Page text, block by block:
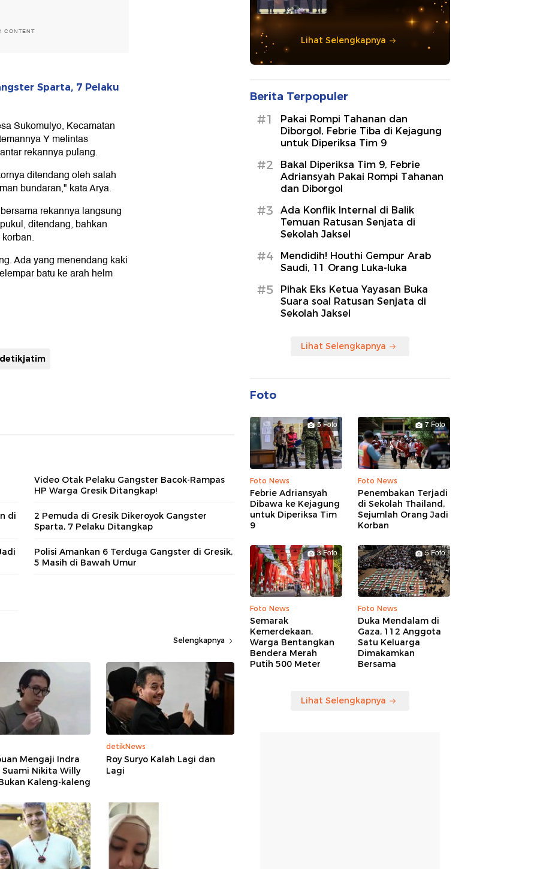
CONTENT
Sparta, 7 Pelaku
Sukomulyo, Kecamatan
Y melintas
rekannya pulang.
ditendang oleh salah
bundaran," kata Arya.
rekannya langsung
ditendang, bahkan
Ada yang menendang kaki
batu ke arah helm
detikjatim
Video Otak Pelaku Gangster Bacok-Rampas
HP Warga Gresik Ditangkap!
di
2 Pemuda di Gresik Dikeroyok Gangster
Sparta, 7 Pelaku Ditangkap
Polisi Amankan 6 Terduga Gangster di Gresik,
5 Masih di Bawah Umur
Selengkapnya
Mengaji Indra
Suami Nikita Willy
Kaleng-kaleng
detikNews
Roy Suryo Kalah Lagi dan
Lagi
Lihat Selengkapnya
Berita Terpopuler
#1
Pakai Rompi Tahanan dan
Diborgol, Febrie Tiba di Kejagung
untuk Diperiksa Tim 9
#2
Bakal Diperiksa Tim 9, Febrie
Adriansyah Pakai Rompi Tahanan
dan Diborgol
#3
Ada Konflik Internal di Balik
Temuan Ratusan Senjata di
Sekolah Jaksel
#4
Mendidih! Houthi Gempur Arab
Saudi, 11 Orang Luka-luka
#5
Pihak Eks Ketua Yayasan Buka
Suara soal Ratusan Senjata di
Sekolah Jaksel
Lihat Selengkapnya
Foto
5 Foto
Foto News
Febrie Adriansyah
Dibawa ke Kejagung
untuk Diperiksa Tim
9
7 Foto
Foto News
Penembakan Terjadi
di Sekolah Thailand,
Sejumlah Orang Jadi
Korban
3 Foto
Foto News
Semarak
Kemerdekaan,
Warga Bentangkan
Bendera Merah
Putih 500 Meter
5 Foto
Foto News
Duka Mendalam di
Gaza, 112 Anggota
Satu Keluarga
Dimakamkan
Bersama
Lihat Selengkapnya